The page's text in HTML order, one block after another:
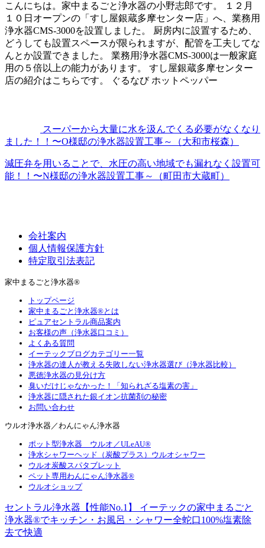
こんにちは。家中まるごと浄水器の小野志郎です。 １２月
１０日オープンの「すし屋銀蔵多摩センター店」へ、業務用
浄水器CMS-3000を設置しました。 厨房内に設置するため、
どうしても設置スペースが限られますが、配管を工夫してな
んとか設置できました。 業務用浄水器CMS-3000は一般家庭
用の５倍以上の能力があります。 すし屋銀蔵多摩センター
店の紹介はこちらです。 ぐるなび ホットペッパー
スーパーから大量に水を汲んでくる必要がなくなり
ました！！〜O様邸の浄水器設置工事～（大和市桜森）
減圧弁を用いることで、水圧の高い地域でも漏れなく設置可
能！！〜N様邸の浄水器設置工事～（町田市大蔵町）
会社案内
個人情報保護方針
特定取引法表記
家中まるごと浄水器®
トップページ
家中まるごと浄水器®とは
ピュアセントラル商品案内
お客様の声（浄水器口コミ）
よくある質問
イーテックブログカテゴリー一覧
浄水器の達人が教える失敗しない浄水器選び（浄水器比較）
悪徳浄水器の見分け方
臭いだけじゃなかった！「知られざる塩素の害」
浄水器に隠された銀イオン抗菌剤の秘密
お問い合わせ
ウルオ浄水器／わんにゃん浄水器
ポット型浄水器 ウルオ／ULeAU®
浄水シャワーヘッド（炭酸プラス）ウルオシャワー
ウルオ炭酸スパタブレット
ペット専用わんにゃん浄水器®
ウルオショップ
セントラル浄水器【性能No.1】 イーテックの家中まるごと
浄水器®でキッチン・お風呂・シャワー全蛇口100%塩素除
去で快適